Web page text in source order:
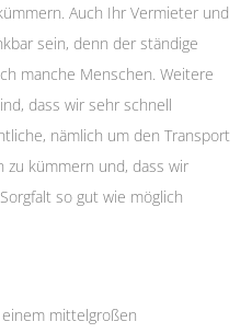
Auch Ihr Vermieter und
sein, denn der ständige
manche Menschen. Weitere
dass wir sehr schnell
nämlich um den Transport
zu kümmern und, dass wir
so gut wie möglich
mittelgroßen